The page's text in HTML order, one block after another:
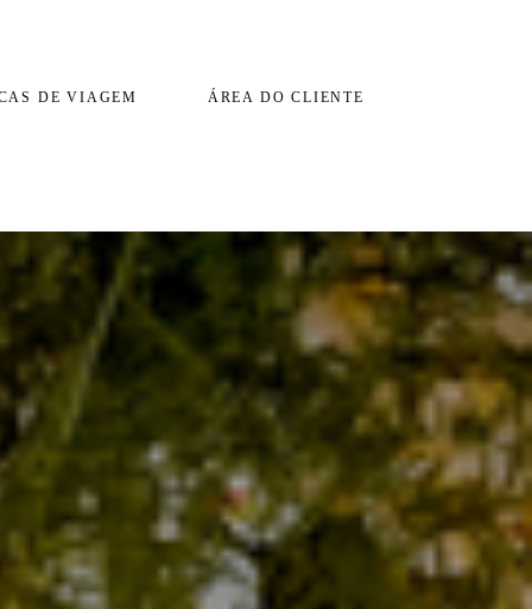
DE VIAGEM ÁREA DO CLIENTE